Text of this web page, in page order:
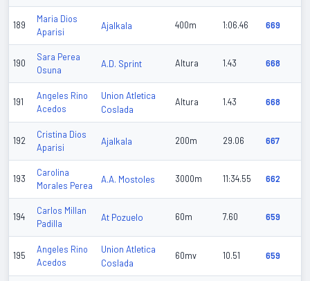
189
Maria Dios
Aparisi
Ajalkala 400m 1:06.46 669
190
Sara Perea
Osuna
A.D. Sprint Altura 1.43 668
191
Angeles Rino
Acedos
Union Atletica
Coslada
Altura 1.43 668
192
Cristina Dios
Aparisi
Ajalkala 200m 29.06 667
193
Carolina
Morales Perea
A.A. Mostoles 3000m 11:34.55 662
194
Carlos Millan
Padilla
At Pozuelo 60m 7.60 659
195
Angeles Rino
Acedos
Union Atletica
Coslada
60mv 10.51 659